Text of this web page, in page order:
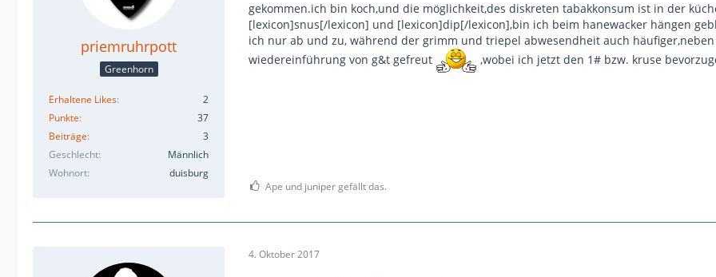
priemruhrpott
Greenhorn
Erhaltene Likes
2
Punkte
37
Beiträge
3
Geschlecht
Männlich
Wohnort
duisburg
gekommen.ich bin koch,und die möglichkeit,des diskreten tabakkonsum ist in der
[lexicon]snus[/lexicon] und [lexicon]dip[/lexicon],bin ich beim hanewacker hängen
ich nur ab und zu, während der grimm und triepel abwesendheit auch
wiedereinführung von g&t gefreut
,wobei ich jetzt den 1# bzw. kruse
Ape und juniper gefällt das.
4. Oktober 2017